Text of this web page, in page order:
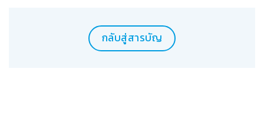
กลับสู่สารบัญ